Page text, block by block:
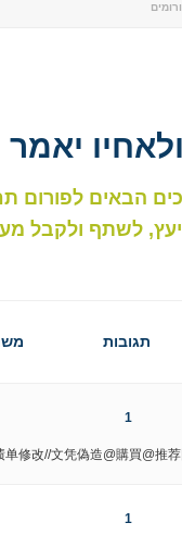
הבאים לפורום
לשתף
תגובות
1
修改//文凭偽造@購買@推
1